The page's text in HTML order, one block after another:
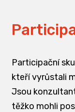
Participační
kteří vyrůstali
Jsou
těžko mohli